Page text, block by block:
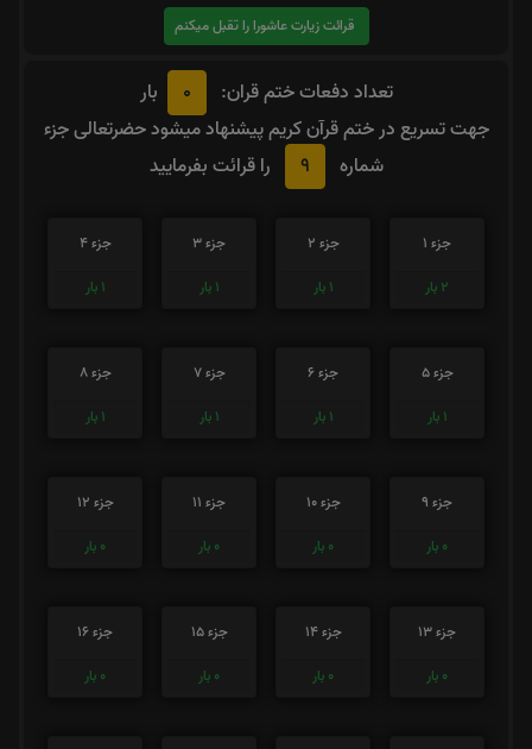
قرائت زیارت عاشورا را تقبل میکنم
تعداد دفعات ختم قران: 0
بار
جهت تسریع در ختم قرآن کریم پیشنهاد میشود حضرتعالی جزء
شماره
9 را قرائت بفرمایید
جزء 1
2 بار
جزء 2
1 بار
جزء 3
1 بار
جزء 4
1 بار
جزء 5
1 بار
جزء 6
1 بار
جزء 7
1 بار
جزء 8
1 بار
جزء 9
0 بار
جزء 10
0 بار
جزء 11
0 بار
جزء 12
0 بار
جزء 13
0 بار
جزء 14
0 بار
جزء 15
0 بار
جزء 16
0 بار